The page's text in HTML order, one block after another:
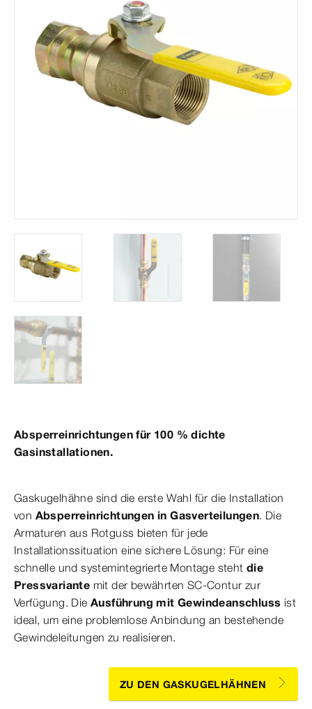
Absperreinrichtungen für 100 % dichte
Gasinstallationen.
Gaskugelhähne sind die erste Wahl für die Installation
von Absperreinrichtungen in Gasverteilungen. Die
Armaturen aus Rotguss bieten für jede
Installationssituation eine sichere Lösung: Für eine
schnelle und systemintegrierte Montage steht die
Pressvariante mit der bewährten SC-Contur zur
Verfügung. DieAusführung mit Gewindeanschluss ist
ideal, um eine problemlose Anbindung an bestehende
Gewindeleitungen zu realisieren.
ZU DEN GASKUGELHÄHNEN